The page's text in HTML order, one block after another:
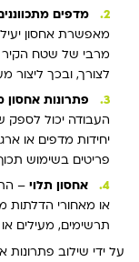
מדפים
מאפשרת אחסון
מרבי של שטח הקיר
לצורך, ובכך ליצור
פתרונות
העבודה יכול לספק
יחידות מדפים או
פריטים בשימוש
אחסון תלוי –
או מאחורי הדלתות
תרשימים, מעילים
על ידי שילוב פתרונות